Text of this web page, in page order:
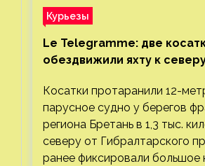
Курьезы
Le Telegramme: две
обездвижили яхту к
Косатки протаранили 12-
парусное судно у берегов
региона Бретань в 1,3 тыс.
северу от Гибралтарского
ранее фиксировали большое